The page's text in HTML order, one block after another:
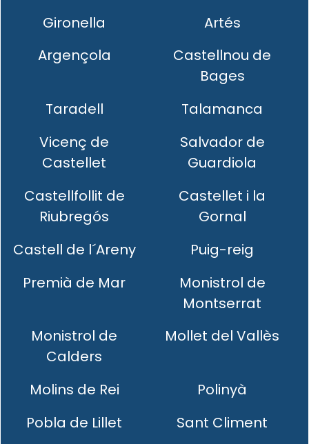
Gironella
Artés
Argençola
Castellnou de
Bages
Taradell
Talamanca
Vicenç de
Castellet
Salvador de
Guardiola
Castellfollit de
Riubregós
Castellet i la
Gornal
Castell de l´Areny
Puig-reig
Premià de Mar
Monistrol de
Montserrat
Monistrol de
Calders
Mollet del Vallès
Molins de Rei
Polinyà
Pobla de Lillet
Sant Climent